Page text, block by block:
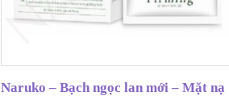
Naruko – Bạch ngọc lan mới – Mặt nạ